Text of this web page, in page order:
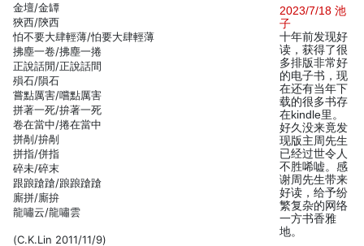
金壇/金罈
狹西/陝西
怕不要大肆輕薄/怕要大肆輕薄
拂塵一卷/拂塵一捲
正說話閒/正說話間
殞石/隕石
嘗點厲害/嚐點厲害
拼著一死/拚著一死
卷在當中/捲在當中
拼剮/拚剮
拼指/併指
碎未/碎末
跟踉蹌蹌/踉踉蹌蹌
廝拼/廝拚
龍嘯云/龍嘯雲
(C.K.Lin 2011/11/9)
2023/7/18 池
子
十年前发现好
读，获得了很
多排版非常好
的电子书，现
在还有当年下
载的很多书存
在kindle里。
好久没来竟发
现版主周先生
已经过世令人
不胜唏嘘。感
谢周先生带来
好读，给予纷
繁复杂的网络
一方书香雅
地。